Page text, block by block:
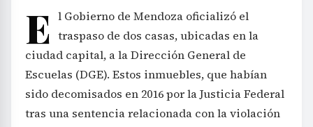
E l Gobierno de Mendoza oficializó el
traspaso de dos casas, ubicadas en la
ciudad capital, a la Dirección General de
Escuelas (DGE). Estos inmuebles, que habían
sido decomisados en 2016 por la Justicia Federal
tras una sentencia relacionada con la violación